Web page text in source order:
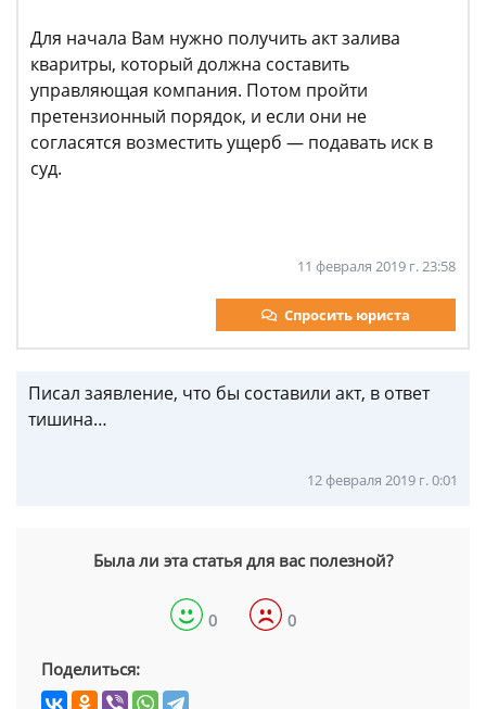
Для начала Вам нужно получить акт залива
кваритры, который должна составить
управляющая компания. Потом пройти
претензионный порядок, и если они не
согласятся возместить ущерб — подавать иск в
суд.
11 февраля 2019 г. 23:58
Спросить юриста
Писал заявление, что бы составили акт, в ответ
тишина…
12 февраля 2019 г. 0:01
Была ли эта статья для вас полезной?
0 0
Поделиться: